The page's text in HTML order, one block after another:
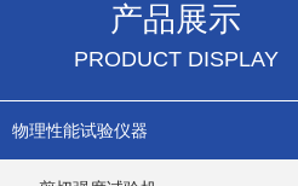
产品展示
PRODUCT DISPLAY
物理性能试验仪器